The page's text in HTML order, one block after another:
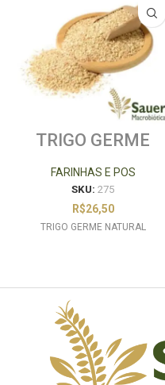
TRIGO GERME
FARINHAS E POS
SKU: 275
R$26,50
TRIGO GERME NATURAL